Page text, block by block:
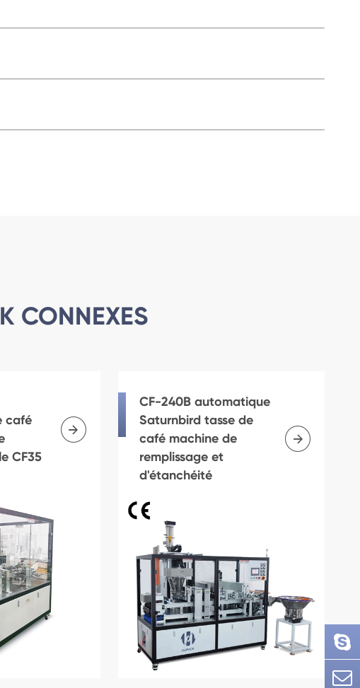
CONNEXES
café
CF35

CF-240B automatique
Saturnbird tasse de
café machine de
remplissage et
d'étanchéité
